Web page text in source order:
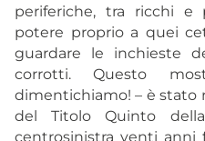
periferiche, tra ricchi e
potere proprio a quei
guardare le inchieste
corrotti. Questo
dimentichiamo! – è stato
del Titolo Quinto
centrosinistra venti anni